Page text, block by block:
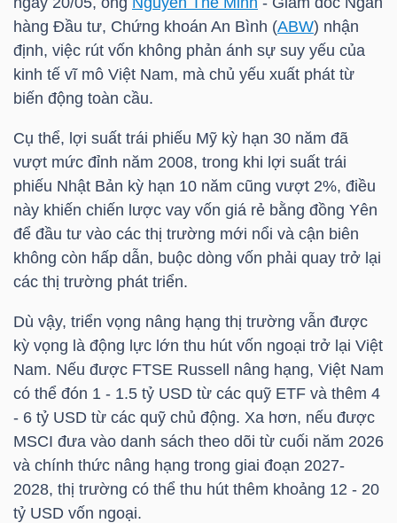
hàng Đầu tư, Chứng khoán An Bình (ABW) nhận
định, việc rút vốn không phản ánh sự suy yếu của
kinh tế vĩ mô Việt Nam, mà chủ yếu xuất phát từ
biến động toàn cầu.
Cụ thể, lợi suất trái phiếu Mỹ kỳ hạn 30 năm đã
vượt mức đỉnh năm 2008, trong khi lợi suất trái
phiếu Nhật Bản kỳ hạn 10 năm cũng vượt 2%, điều
này khiến chiến lược vay vốn giá rẻ bằng đồng Yên
để đầu tư vào các thị trường mới nổi và cận biên
không còn hấp dẫn, buộc dòng vốn phải quay trở lại
các thị trường phát triển.
Dù vậy, triển vọng nâng hạng thị trường vẫn được
kỳ vọng là động lực lớn thu hút vốn ngoại trở lại Việt
Nam. Nếu được FTSE Russell nâng hạng, Việt Nam
có thể đón 1 - 1.5 tỷ USD từ các quỹ ETF và thêm 4
- 6 tỷ USD từ các quỹ chủ động. Xa hơn, nếu được
MSCI đưa vào danh sách theo dõi từ cuối năm 2026
và chính thức nâng hạng trong giai đoạn 2027-
2028, thị trường có thể thu hút thêm khoảng 12 - 20
tỷ USD vốn ngoại.
YẾU
DÙNG
THIẾT
YẾU
SÓC
SỨC
KHỎE
TÀI
CHÍNH